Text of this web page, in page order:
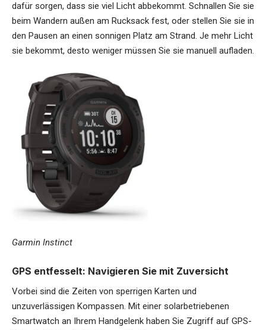
dafür sorgen, dass sie viel Licht abbekommt. Schnallen Sie sie
beim Wandern außen am Rucksack fest, oder stellen Sie sie in
den Pausen an einen sonnigen Platz am Strand. Je mehr Licht
sie bekommt, desto weniger müssen Sie sie manuell aufladen.
Garmin Instinct
GPS entfesselt: Navigieren Sie mit Zuversicht
Vorbei sind die Zeiten von sperrigen Karten und
unzuverlässigen Kompassen. Mit einer solarbetriebenen
Smartwatch an Ihrem Handgelenk haben Sie Zugriff auf GPS-